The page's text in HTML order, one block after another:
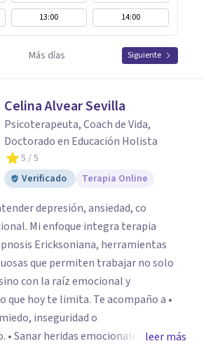
13:00 14:00
Más días Siguiente
Celina Alvear Sevilla
Psicoterapeuta, Coach de Vida,
Doctorado en Educación Holista
5 / 5
Verificado
Terapia Online
depresión, ansiedad, co
terapia
Ericksoniana, herramientas
que permiten trabajar no solo
con la raíz emocional y
te limita. Te acompaño a •
inseguridad o
Sanar heridas emocionales yleer más